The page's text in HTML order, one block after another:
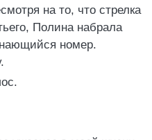
на то, что стрелка
Полина набрала
номер.